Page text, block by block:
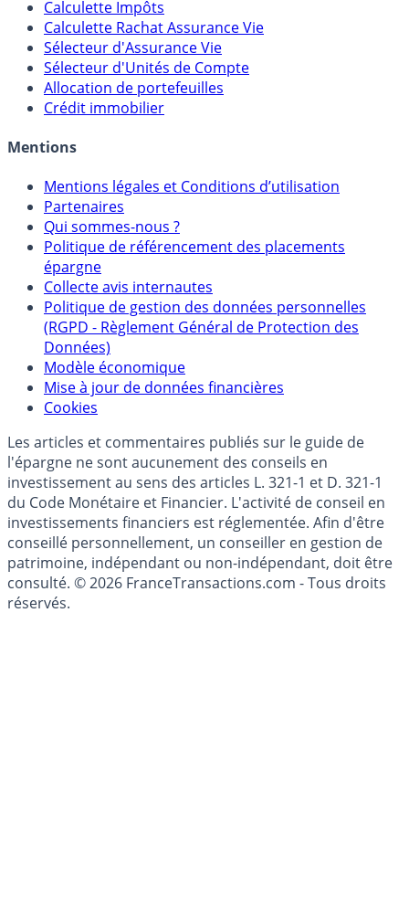
Calculateur d'intérêts
Calculette Impôts
Calculette Rachat Assurance Vie
Sélecteur d'Assurance Vie
Sélecteur d'Unités de Compte
Crédit immobilier
Mentions
Mentions légales et Conditions d’utilisation
Partenaires
Qui sommes-nous ?
Politique de référencement des placements
épargne
Collecte avis internautes
Politique de gestion des données personnelles
(RGPD - Règlement Général de Protection des
Données)
Modèle économique
Cookies
Les articles et commentaires publiés sur le guide de
l'épargne ne sont aucunement des conseils en
investissement au sens des articles L. 321-1 et D. 321-1
du Code Monétaire et Financier. L'activité de conseil en
investissements financiers est réglementée. Afin d'être
conseillé personnellement, un conseiller en gestion de
patrimoine, indépendant ou non-indépendant, doit être